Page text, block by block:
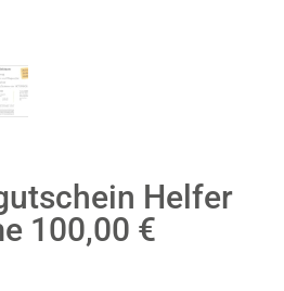
Helfer
100,00 €